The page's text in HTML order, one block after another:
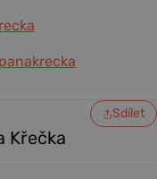
Sdílet
Křečka